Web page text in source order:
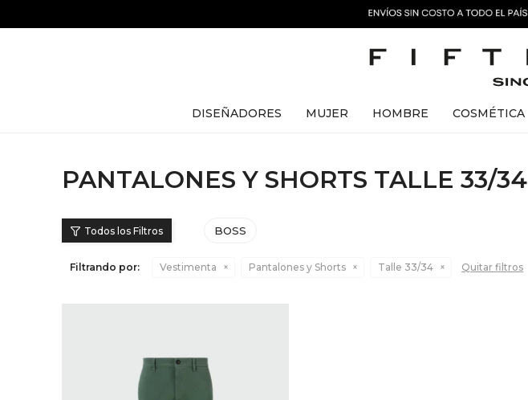
DISEÑADORES MUJER HOMBRE COSMÉTICA
PANTALONES Y SHORTS TALLE 33/34
BOSS
Filtrando por: Vestimenta Pantalones y Shorts Talle 33/34 Quitar filtros